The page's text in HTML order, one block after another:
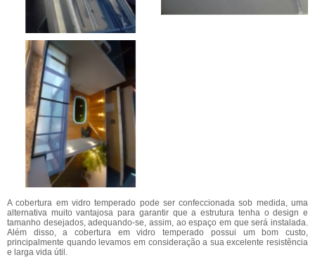
A cobertura em vidro temperado pode ser confeccionada sob medida, uma
alternativa muito vantajosa para garantir que a estrutura tenha o design e
tamanho desejados, adequando-se, assim, ao espaço em que será instalada.
Além disso, a cobertura em vidro temperado possui um bom custo,
principalmente quando levamos em consideração a sua excelente resistência
e larga vida útil.